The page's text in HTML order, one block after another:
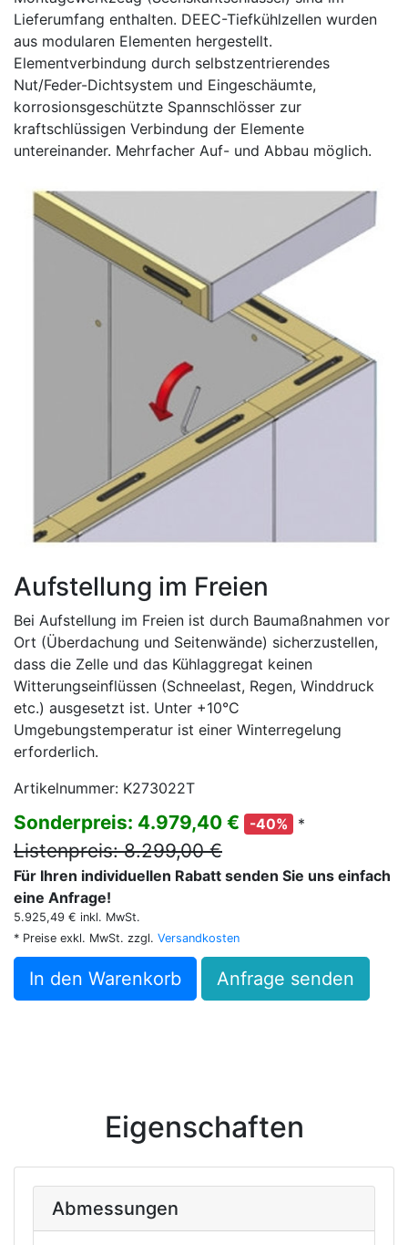
Lieferumfang enthalten. DEEC-Tiefkühlzellen wurden
aus modularen Elementen hergestellt.
Elementverbindung durch selbstzentrierendes
Nut/Feder-Dichtsystem und Eingeschäumte,
korrosionsgeschützte Spannschlösser zur
kraftschlüssigen Verbindung der Elemente
untereinander. Mehrfacher Auf- und Abbau möglich.
Aufstellung im Freien
Bei Aufstellung im Freien ist durch Baumaßnahmen vor
Ort (Überdachung und Seitenwände) sicherzustellen,
dass die Zelle und das Kühlaggregat keinen
Witterungseinflüssen (Schneelast, Regen, Winddruck
etc.) ausgesetzt ist. Unter +10°C
Umgebungstemperatur ist einer Winterregelung
erforderlich.
Artikelnummer: K273022T
Sonderpreis: 4.979,40 € -40% *
Listenpreis: 8.299,00 €
Für Ihren individuellen Rabatt senden Sie uns einfach
eine Anfrage!
5.925,49 € inkl. MwSt.
* Preise exkl. MwSt. zzgl. Versandkosten
In den Warenkorb Anfrage senden
Eigenschaften
Abmessungen